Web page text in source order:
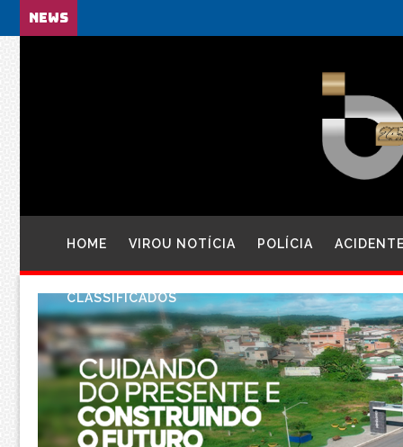
NEWS
HOME VIROU NOTÍCIA POLÍCIA
CLASSIFICADOS